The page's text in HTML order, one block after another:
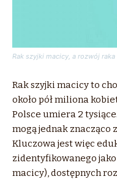
Rak szyjki macicy, a rozwój
Rak szyjki macicy to
około pół miliona
Polsce umiera 2
mogą jednak znacząco
Kluczowa jest więc
zidentyfikowanego
macicy), dostępnych